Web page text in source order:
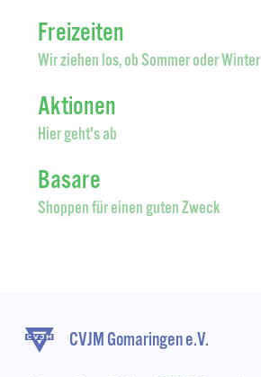
Freizeiten
Wir ziehen los, ob Sommer oder Winter
Aktionen
Hier geht's ab
Basare
Shoppen für einen guten Zweck
CVJM Gomaringen e.V.